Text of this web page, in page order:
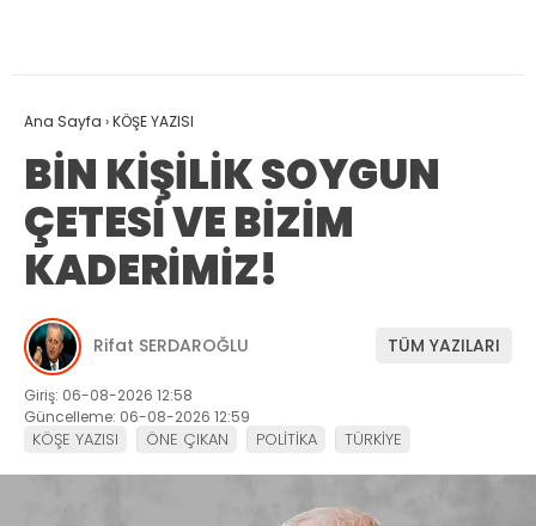
Ana Sayfa ›KÖŞE YAZISI
BİN KİŞİLİK SOYGUN
ÇETESİ VE BİZİM
KADERİMİZ!
Rifat SERDAROĞLU TÜM YAZILARI
Giriş: 06-08-2026 12:58
Güncelleme: 06-08-2026 12:59
KÖŞE YAZISI ÖNE ÇIKAN POLİTİKA TÜRKİYE